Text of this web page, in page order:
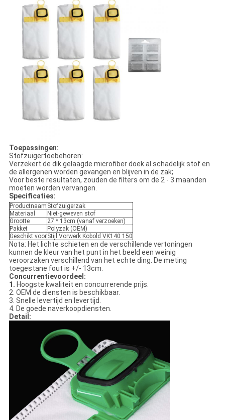
Toepassingen:
Stofzuigertoebehoren:
Verzekert de dik gelaagde microfiber doek al schadelijk stof en
de allergenen worden gevangen en blijven in de zak;
Voor beste resultaten, zouden de filters om de 2 - 3 maanden
moeten worden vervangen.
Specificaties:
Productnaam Stofzuigerzak
Materiaal
Niet-geweven stof
Grootte
27 * 13cm (vanaf verzoeken)
Pakket
Polyzak (OEM)
Geschikt voorStijl Vorwerk Kobold VK140 150
Nota: Het lichte schieten en de verschillende vertoningen
kunnen de kleur van het punt in het beeld een weinig
veroorzaken verschillend van het echte ding. De meting
toegestane fout is +/- 13cm.
Concurrentievoordeel:
1. Hoogste kwaliteit en concurrerende prijs.
2. OEM de diensten is beschikbaar.
3. Snelle levertijd en levertijd.
4. De goede naverkoopdiensten.
Detail: